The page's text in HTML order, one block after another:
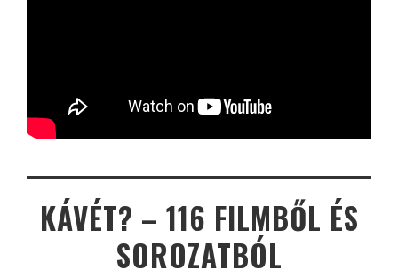
KÁVÉT? – 116 FILMBŐL ÉS
SOROZATBÓL